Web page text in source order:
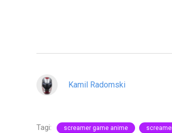
Kamil Radomski
Tagi: screamer game anime